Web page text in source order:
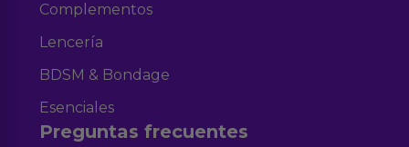
Complementos
Lencería
BDSM & Bondage
Esenciales
Preguntas frecuentes